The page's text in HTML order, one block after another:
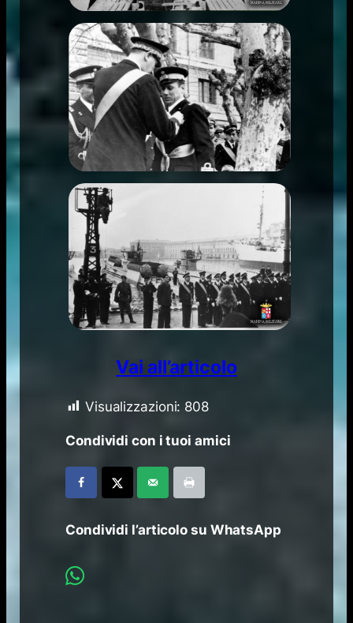
Vai all’articolo
Visualizzazioni: 808
Condividi con i tuoi amici
Condividi l’articolo su WhatsApp